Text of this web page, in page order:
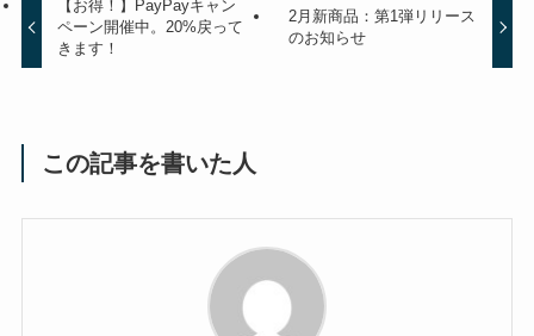
【お得！】PayPayキャン
ペーン開催中。20%戻って
きます！
2月新商品：第1弾リリース
のお知らせ
この記事を書いた人